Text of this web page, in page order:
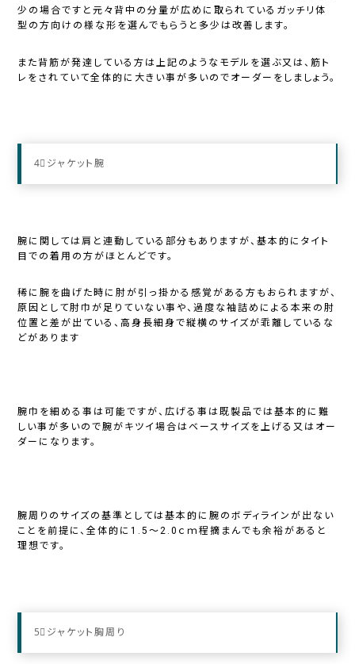
少の場合ですと元々背中の分量が広めに取られているガッチリ体
型の方向けの様な形を選んでもらうと多少は改善します。
また背筋が発達している方は上記のようなモデルを選ぶ又は、筋ト
レをされていて全体的に大きい事が多いのでオーダーをしましょう。
4⃣ジャケット腕
腕に関しては肩と連動している部分もありますが、基本的にタイト
目での着用の方がほとんどです。
稀に腕を曲げた時に肘が引っ掛かる感覚がある方もおられますが、
原因として肘巾が足りていない事や、過度な袖詰めによる本来の肘
位置と差が出ている、高身長細身で縦横のサイズが乖離しているな
どがあります
腕巾を細める事は可能ですが、広げる事は既製品では基本的に難
しい事が多いので腕がキツイ場合はベースサイズを上げる又はオー
ダーになります。
腕周りのサイズの基準としては基本的に腕のボディラインが出ない
ことを前提に、全体的に1.5～2.0ｃｍ程摘まんでも余裕があると
理想です。
5⃣ジャケット胸周り